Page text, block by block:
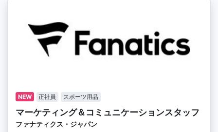
NEW 正社員 スポーツ用品
マーケティング＆コミュニケーションスタッフ
ファナティクス・ジャパン